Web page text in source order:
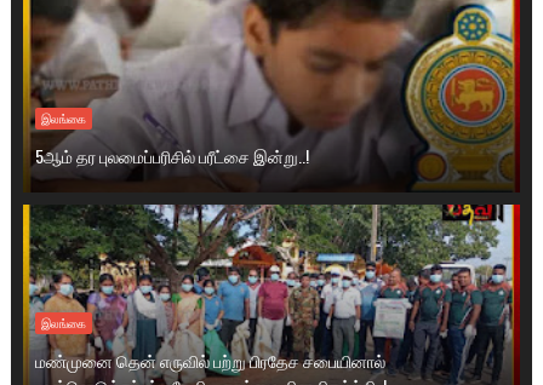
இலங்கை
5ஆம் தர புலமைப்பரிசில் பரீட்சை இன்று..!
இலங்கை
மண்முனை தென் எருவில் பற்று பிரதேச சபையினால்